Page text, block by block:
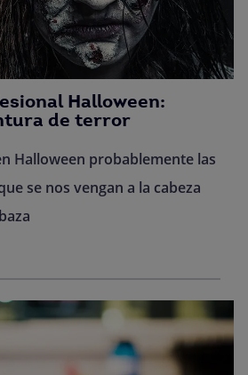
Halloween:
de terror
Halloween probablemente las
se nos vengan a la cabeza